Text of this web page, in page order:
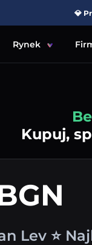
💎
Rynek
Kupuj,
Lev ⭐